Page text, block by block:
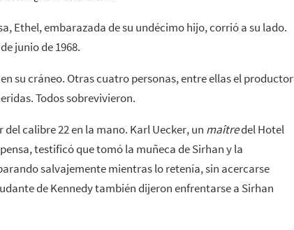
Ethel, embarazada de su undécimo hijo, corrió a su lado.
junio de 1968.
su cráneo. Otras cuatro personas, entre ellas el productor
Todos sobrevivieron.
calibre 22 en la mano. Karl Uecker, un maîtredel Hotel
testificó que tomó la muñeca de Sirhan y la
salvajemente mientras lo retenía, sin acercarse
de Kennedy también dijeron enfrentarse a Sirhan